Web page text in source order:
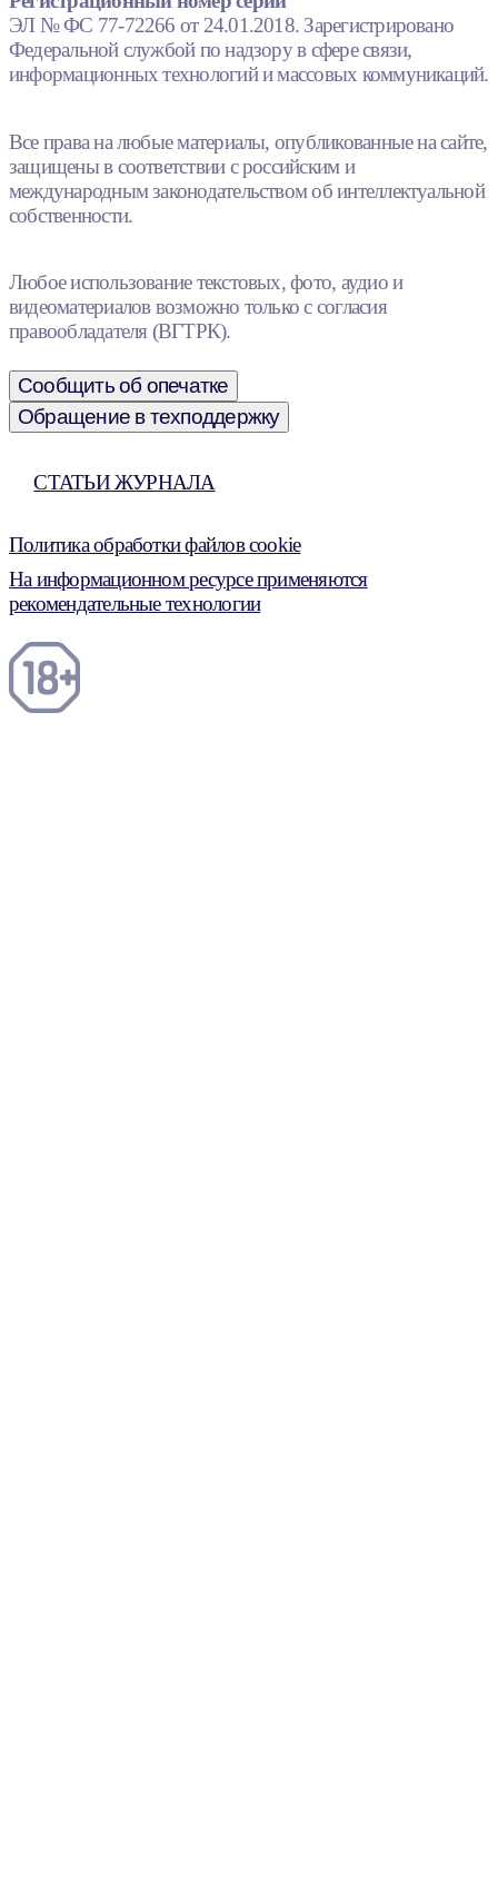
ЭЛ № ФС 77-72266 от 24.01.2018. Зарегистрировано
Федеральной службой по надзору в сфере связи,
информационных технологий и массовых коммуникаций.
Все права на любые материалы, опубликованные на сайте,
защищены в соответствии с российским и
международным законодательством об интеллектуальной
собственности.
Любое использование текстовых, фото, аудио и
видеоматериалов возможно только с согласия
правообладателя (ВГТРК).
Сообщить об опечатке
Обращение в техподдержку
СТАТЬИ ЖУРНАЛА
Политика обработки файлов cookie
На информационном ресурсе применяются
рекомендательные технологии